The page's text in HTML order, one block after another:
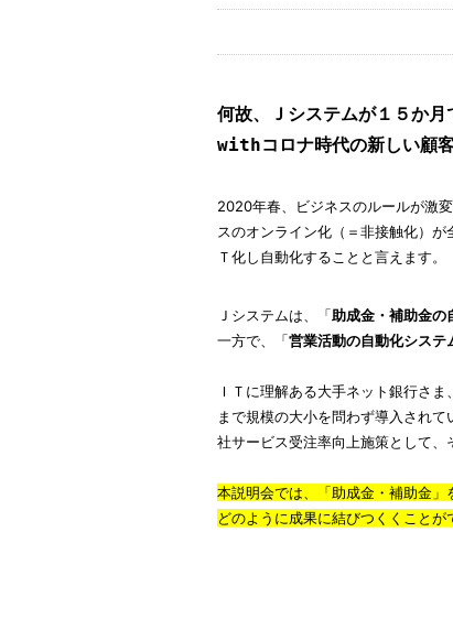
何故、Ｊシステムが１５か月
withコロナ時代の新しい顧
2020年春、ビジネスのルールが激
スのオンライン化（＝非接触化）
Ｔ化し自動化することと言えます。
Ｊシステムは、「助成金・補助金の
一方で、「営業活動の自動化システ
ＩＴに理解ある大手ネット銀行さ
まで規模の大小を問わず導入され
社サービス受注率向上施策として、
本説明会では、「助成金・補助金」
どのように成果に結びつくくことが